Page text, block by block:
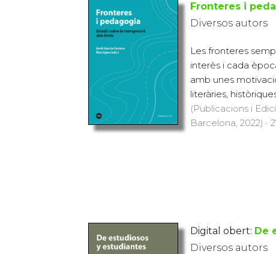
Fronteres i
Diversos autors
Les fronteres
interès i cada
amb unes
literàries,
(Publicacions i
Barcelona, 2022) ·
Digital obert: De
Diversos autors